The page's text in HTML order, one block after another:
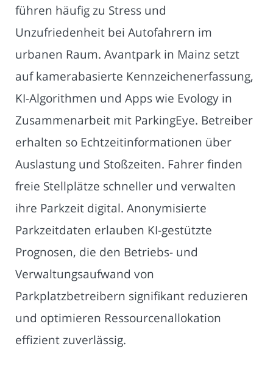
führen häufig zu Stress und
Unzufriedenheit bei Autofahrern im
urbanen Raum. Avantpark in Mainz setzt
auf kamerabasierte Kennzeichenerfassung,
KI-Algorithmen und Apps wie Evology in
Zusammenarbeit mit ParkingEye. Betreiber
erhalten so Echtzeitinformationen über
Auslastung und Stoßzeiten. Fahrer finden
freie Stellplätze schneller und verwalten
ihre Parkzeit digital. Anonymisierte
Parkzeitdaten erlauben KI-gestützte
Prognosen, die den Betriebs- und
Verwaltungsaufwand von
Parkplatzbetreibern signifikant reduzieren
und optimieren Ressourcenallokation
effizient zuverlässig.